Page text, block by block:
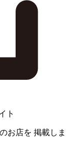
ト
お店を 掲載しま